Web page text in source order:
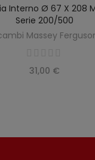
SCOPRIRE
Interno Ø 67 X 208
Serie 200/500
Massey
31,00 €